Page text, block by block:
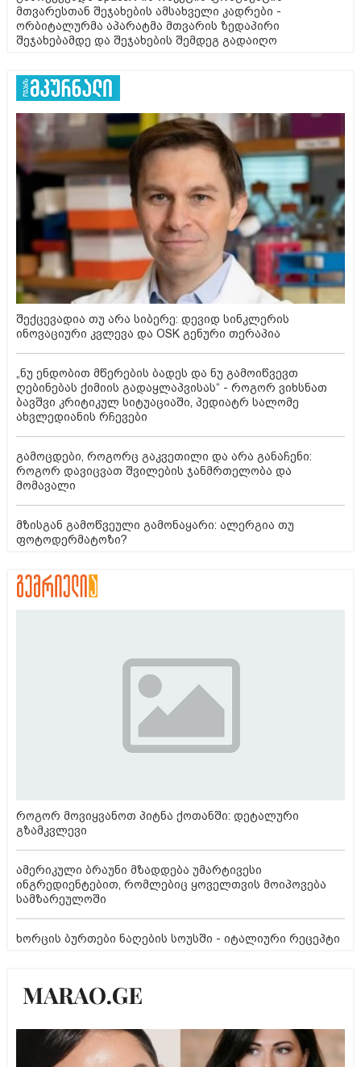
მთვარესთან შეჯახების ამსახველი კადრები -
ორბიტალურმა აპარატმა მთვარის ზედაპირი
შეჯახებამდე და შეჯახების შემდეგ გადაიღო
შექცევადია თუ არა სიბერე: დევიდ სინკლერის
ინოვაციური კვლევა და OSK გენური თერაპია
„ნუ ენდობით მწერების ბადეს და ნუ გამოიწვევთ
ღებინებას ქიმიის გადაყლაპვისას“ - როგორ ვიხსნათ
ბავშვი კრიტიკულ სიტუაციაში, პედიატრ სალომე
ახვლედიანის რჩევები
გამოცდები, როგორც გაკვეთილი და არა განაჩენი:
როგორ დავიცვათ შვილების ჯანმრთელობა და
მომავალი
მზისგან გამოწვეული გამონაყარი: ალერგია თუ
ფოტოდერმატოზი?
როგორ მოვიყვანოთ პიტნა ქოთანში: დეტალური
გზამკვლევი
ამერიკული ბრაუნი მზადდება უმარტივესი
ინგრედიენტებით, რომლებიც ყოველთვის მოიპოვება
სამზარეულოში
ხორცის ბურთები ნაღების სოუსში - იტალიური რეცეპტი